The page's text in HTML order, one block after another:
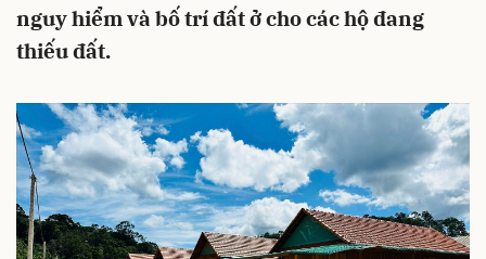
nguy hiểm và bố trí đất ở cho các hộ đang
thiếu đất.